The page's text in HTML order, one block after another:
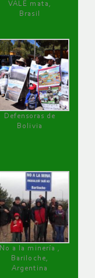
VALE mata,
Brasil
Defensoras de
Bolivia
No a la minería ,
Bariloche,
Argentina